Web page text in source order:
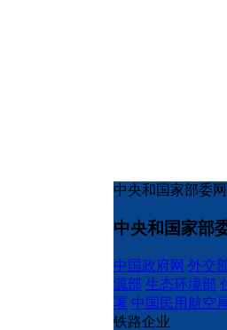
中央和国家部委
中央和国家部
中国政府网 外交
源部 生态环境部
署 中国民用航空
铁路企业